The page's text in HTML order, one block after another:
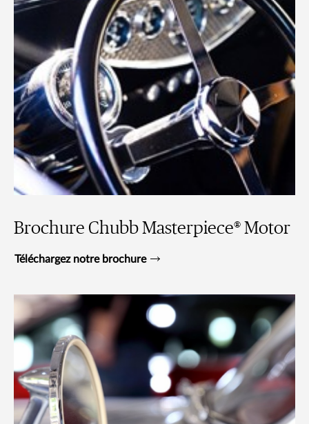
Brochure Chubb Masterpiece® Motor
Téléchargez notre brochure